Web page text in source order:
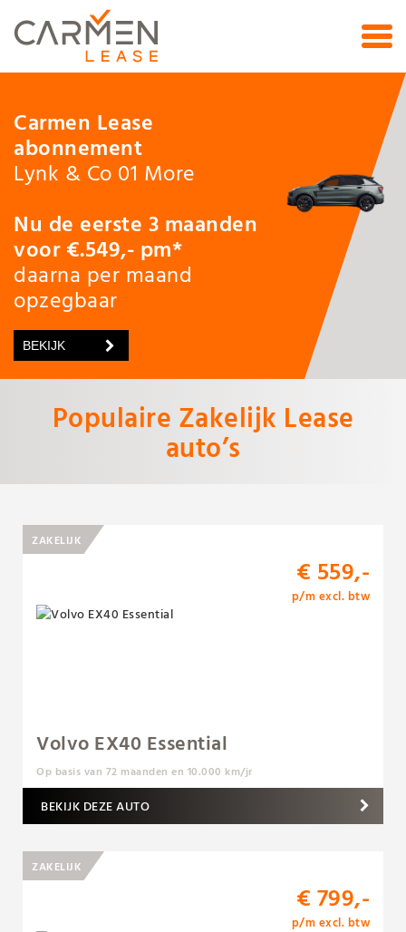
Carmen Lease
abonnement
Lynk & Co 01 More
Nu de eerste 3 maanden
voor €.549,- pm*
daarna per maand
opzegbaar
BEKIJK
Populaire Zakelijk Lease
auto’s
ZAKELIJK
€ 559,-
p/m excl. btw
Volvo EX40 Essential
Op basis van 72 maanden en 10.000 km/jr
BEKIJK DEZE AUTO
ZAKELIJK
€ 799,-
p/m excl. btw